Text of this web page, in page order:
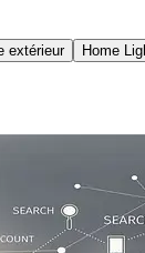
extérieur Home